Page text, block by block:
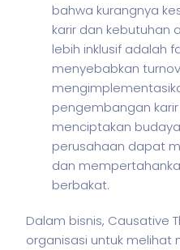
bahwa kurangnya
karir dan kebutuhan
lebih inklusif adalah
menyebabkan
pengembangan
menciptakan
perusahaan dapat
dan
berbakat.
Dalam bisnis, Causative
organisasi untuk melihat